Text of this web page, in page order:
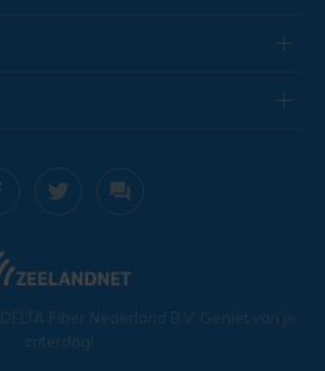
DELTA Fiber Nederland B.V. Geniet van je
zaterdag!